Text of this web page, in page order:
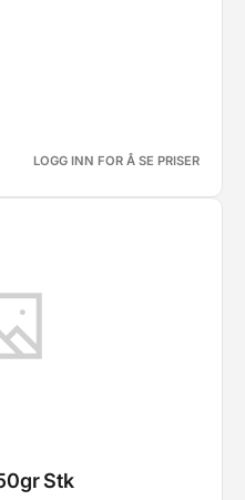
LOGG INN FOR Å SE PRISER
Stk